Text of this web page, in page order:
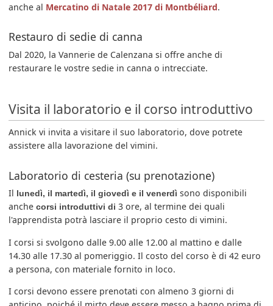
anche al Mercatino di Natale 2017 di Montbéliard.
Restauro di sedie di canna
Dal 2020, la Vannerie de Calenzana si offre anche di
restaurare le vostre sedie in canna o intrecciate.
Visita il laboratorio e il corso introduttivo
Annick vi invita a visitare il suo laboratorio, dove potrete
assistere alla lavorazione del vimini.
Laboratorio di cesteria (su prenotazione)
Il lunedì, il martedì, il giovedì e il venerdì sono disponibili
anchecorsi introduttivi di 3 ore, al termine dei quali
l'apprendista potrà lasciare il proprio cesto di vimini.
I corsi si svolgono dalle 9.00 alle 12.00 al mattino e dalle
14.30 alle 17.30 al pomeriggio. Il costo del corso è di 42 euro
a persona, con materiale fornito in loco.
I corsi devono essere prenotati con almeno 3 giorni di